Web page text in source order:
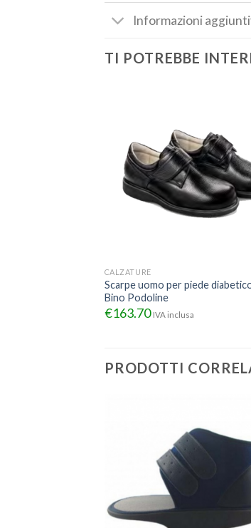
Informazioni
TI POTREBBE
CALZATURE
Scarpe uomo per piede
Bino Podoline
€163.70 IVA inclusa
PRODOTTI